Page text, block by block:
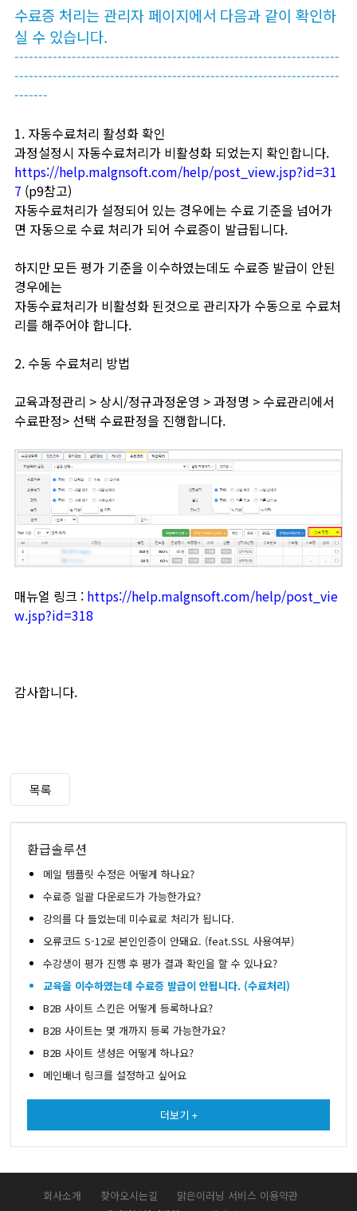
수료증 처리는 관리자 페이지에서 다음과 같이 확인하
실 수 있습니다.
--------------------------------------------------------------------
--------------------------------------------------------------------
-------
1. 자동수료처리 활성화 확인
과정설정시 자동수료처리가 비활성화 되었는지 확인합니다.
https://help.malgnsoft.com/help/post_view.jsp?id=31
7 (p9참고)
자동수료처리가 설정되어 있는 경우에는 수료 기준을 넘어가
면 자동으로 수료 처리가 되어 수료증이 발급됩니다.
하지만 모든 평가 기준을 이수하였는데도 수료증 발급이 안된
경우에는
자동수료처리가 비활성화 된것으로 관리자가 수동으로 수료처
리를 해주어야 합니다.
2. 수동 수료처리 방법
교육과정관리 > 상시/정규과정운영 > 과정명 > 수료관리에서
수료판정> 선택 수료판정을 진행합니다.
매뉴얼 링크 : https://help.malgnsoft.com/help/post_vie
w.jsp?id=318
감사합니다.
목록
환급솔루션
메일 템플릿 수정은 어떻게 하나요?
수료증 일괄 다운로드가 가능한가요?
강의를 다 들었는데 미수료로 처리가 됩니다.
오류코드 S-12로 본인인증이 안돼요. (feat.SSL 사용여부)
수강생이 평가 진행 후 평가 결과 확인을 할 수 있나요?
교육을 이수하였는데 수료증 발급이 안됩니다. (수료처리)
B2B 사이트 스킨은 어떻게 등록하나요?
B2B 사이트는 몇 개까지 등록 가능한가요?
B2B 사이트 생성은 어떻게 하나요?
메인배너 링크를 설정하고 싶어요
더보기 +
회사소개 찾아오시는길
맑은이러닝 서비스 이용약관